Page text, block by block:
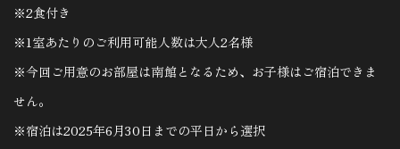
※2食付き
※1室あたりのご利用可能人数は大人2名様
※今回ご用意のお部屋は南館となるため、お子様はご宿泊できま
せん。
※宿泊は2025年6月30日までの平日から選択